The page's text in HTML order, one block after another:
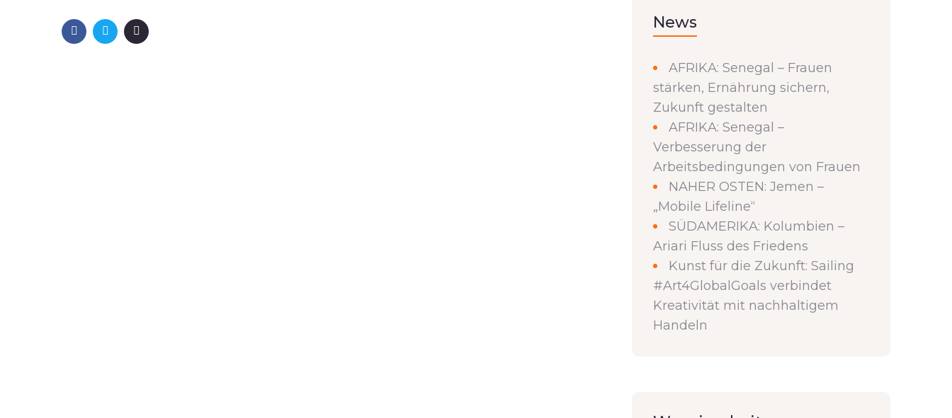
News
AFRIKA: Senegal – Frauen
stärken, Ernährung sichern,
Zukunft gestalten
AFRIKA: Senegal –
Verbesserung der
Arbeitsbedingungen von Frauen
NAHER OSTEN: Jemen –
„Mobile Lifeline“
SÜDAMERIKA: Kolumbien –
Ariari Fluss des Friedens
Kunst für die Zukunft: Sailing
#Art4GlobalGoals verbindet
Kreativität mit nachhaltigem
Handeln